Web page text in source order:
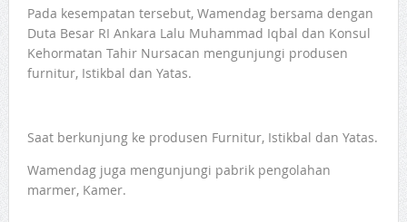
Pada kesempatan tersebut, Wamendag bersama dengan
Duta Besar RI Ankara Lalu Muhammad Iqbal dan Konsul
Kehormatan Tahir Nursacan mengunjungi produsen
furnitur, Istikbal dan Yatas.
Saat berkunjung ke produsen Furnitur, Istikbal dan Yatas.
Wamendag juga mengunjungi pabrik pengolahan
marmer, Kamer.